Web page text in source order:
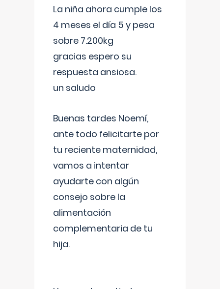
La niña ahora cumple los
4 meses el día 5 y pesa
sobre 7.200kg
gracias espero su
respuesta ansiosa.
un saludo
Buenas tardes Noemí,
ante todo felicitarte por
tu reciente maternidad,
vamos a intentar
ayudarte con algún
consejo sobre la
alimentación
complementaria de tu
hija.